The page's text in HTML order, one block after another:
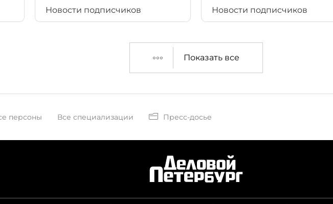
Новости подписчиков Новости подписчиков
Показать все
персоны Все специализации Пресс-досье